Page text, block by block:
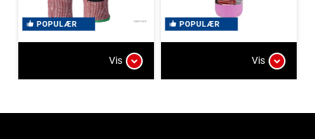
POPULÆR
Vis
POPULÆR
Vis